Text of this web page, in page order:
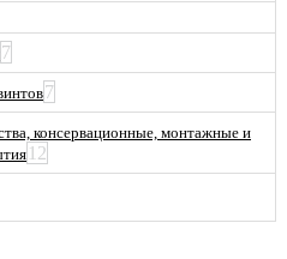
7
7
консервационные, монтажные и
12